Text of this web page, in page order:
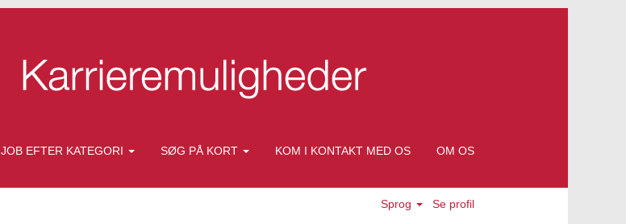
JOB EFTER KATEGORI SØG PÅ KORT KOM I KONTAKT MED OS OM OS
Sprog Se profil